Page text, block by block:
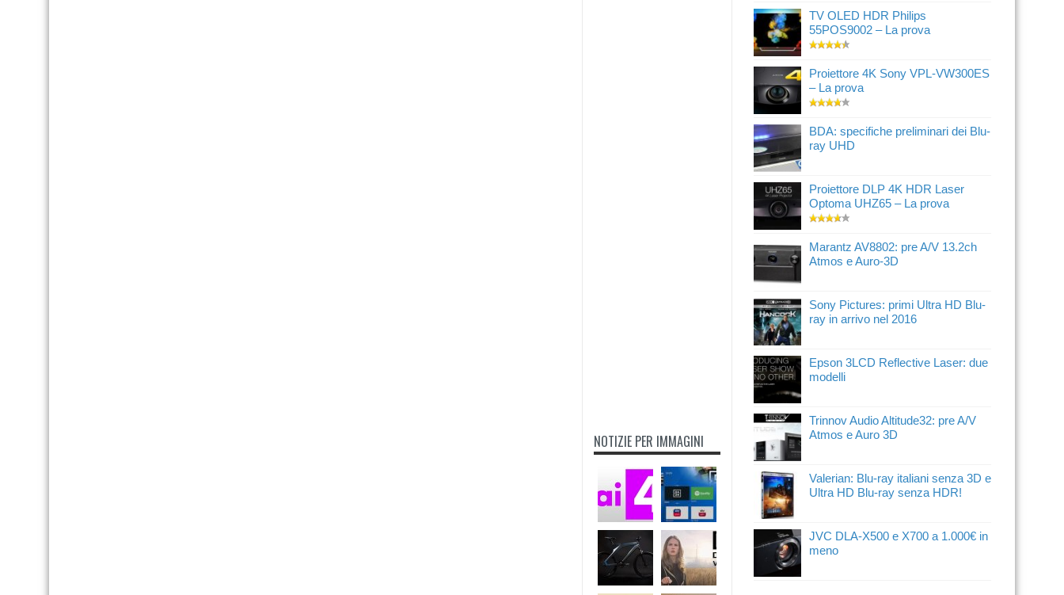
NOTIZIE PER IMMAGINI
TV OLED HDR Philips
55POS9002 – La prova
Proiettore 4K Sony VPL-VW300ES
– La prova
BDA: specifiche preliminari dei Blu-
ray UHD
Proiettore DLP 4K HDR Laser
Optoma UHZ65 – La prova
Marantz AV8802: pre A/V 13.2ch
Atmos e Auro-3D
Sony Pictures: primi Ultra HD Blu-
ray in arrivo nel 2016
Epson 3LCD Reflective Laser: due
modelli
Trinnov Audio Altitude32: pre A/V
Atmos e Auro 3D
Valerian: Blu-ray italiani senza 3D e
Ultra HD Blu-ray senza HDR!
JVC DLA-X500 e X700 a 1.000€ in
meno